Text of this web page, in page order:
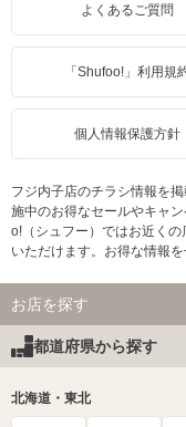
よくあるご質問
「Shufoo!」利用規
個人情報保護方針
フジ内子店のチラシ情報を
施中のお得なセールやキャ
o!（シュフー）ではお近く
いただけます。お得な情報を
お店を探す
都道府県から探す
北海道・東北